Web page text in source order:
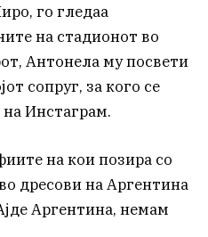
го гледаа
на стадионот во
Антонела му посвети
сопруг, за кого се
Инстаграм.
на кои позира со
дресови на Аргентина
Аргентина, немам